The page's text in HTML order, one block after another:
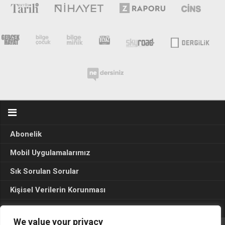
We value your privacy
Abonelik
Mobil Uygulamalarımız
Sık Sorulan Sorular
Kişisel Verilerin Korunması
Seçim Sonuçları 2024